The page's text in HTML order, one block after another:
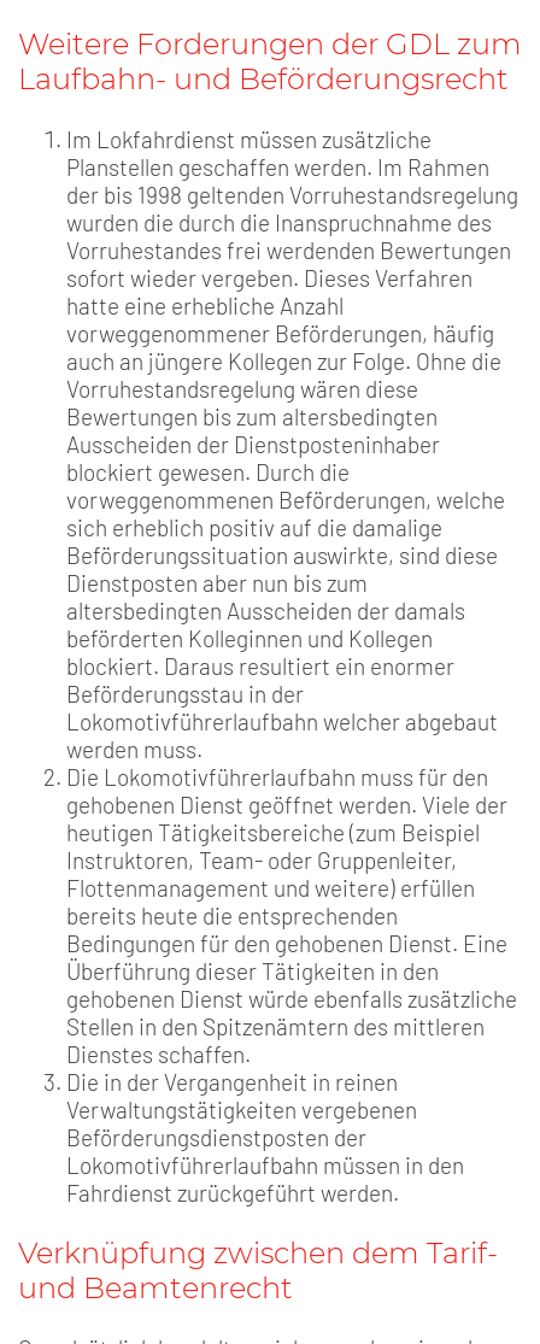
Weitere Forderungen der GDL zum
Laufbahn- und Beförderungsrecht
Im Lokfahrdienst müssen zusätzliche
Planstellen geschaffen werden. Im Rahmen
der bis 1998 geltenden Vorruhestandsregelung
wurden die durch die Inanspruchnahme des
Vorruhestandes frei werdenden Bewertungen
sofort wieder vergeben. Dieses Verfahren
hatte eine erhebliche Anzahl
vorweggenommener Beförderungen, häufig
auch an jüngere Kollegen zur Folge. Ohne die
Vorruhestandsregelung wären diese
Bewertungen bis zum altersbedingten
Ausscheiden der Dienstposteninhaber
blockiert gewesen. Durch die
vorweggenommenen Beförderungen, welche
sich erheblich positiv auf die damalige
Beförderungssituation auswirkte, sind diese
Dienstposten aber nun bis zum
altersbedingten Ausscheiden der damals
beförderten Kolleginnen und Kollegen
blockiert. Daraus resultiert ein enormer
Beförderungsstau in der
Lokomotivführerlaufbahn welcher abgebaut
werden muss.
Die Lokomotivführerlaufbahn muss für den
gehobenen Dienst geöffnet werden. Viele der
heutigen Tätigkeitsbereiche (zum Beispiel
Instruktoren, Team- oder Gruppenleiter,
Flottenmanagement und weitere) erfüllen
bereits heute die entsprechenden
Bedingungen für den gehobenen Dienst. Eine
Überführung dieser Tätigkeiten in den
gehobenen Dienst würde ebenfalls zusätzliche
Stellen in den Spitzenämtern des mittleren
Dienstes schaffen.
Die in der Vergangenheit in reinen
Verwaltungstätigkeiten vergebenen
Beförderungsdienstposten der
Lokomotivführerlaufbahn müssen in den
Fahrdienst zurückgeführt werden.
Verknüpfung zwischen dem Tarif-
und Beamtenrecht